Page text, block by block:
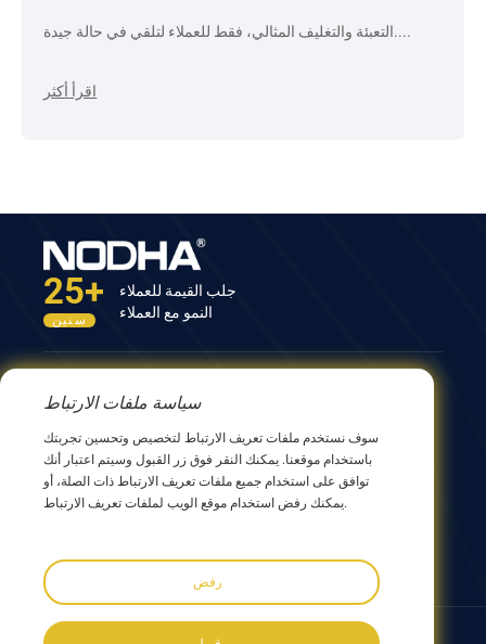
التعبئة والتغليف المثالي، فقط للعملاء لتلقي في حالة جيدة....
اقرأ أكثر
25+
سنين
جلب القيمة للعملاء
النمو مع العملاء
اتصل بنا
المبنى الثاني عشر، رقم 9 طريق شينغ يانغ، ووشي 214082،
جيانجسو، الصين
0086 510 8580 8562
0086 152 5144 1199
سياسة ملفات الارتباط
سوف نستخدم ملفات تعريف الارتباط لتخصيص وتحسين تجربتك
باستخدام موقعنا. يمكنك النقر فوق زر القبول وسيتم اعتبار أنك
توافق على استخدام جميع ملفات تعريف الارتباط ذات الصلة، أو
يمكنك رفض استخدام موقع الويب لملفات تعريف الارتباط.
رفض